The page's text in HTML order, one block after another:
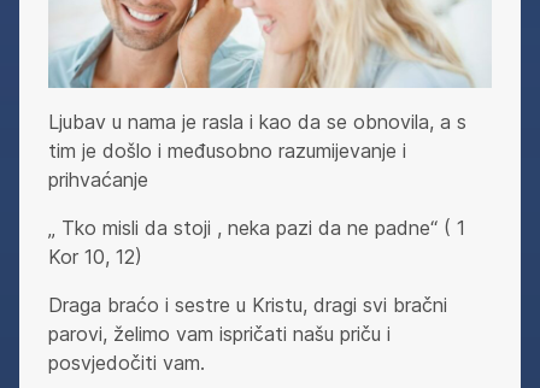
Ljubav u nama je rasla i kao da se obnovila, a s
tim je došlo i međusobno razumijevanje i
prihvaćanje
„ Tko misli da stoji , neka pazi da ne padne“ ( 1
Kor 10, 12)
Draga braćo i sestre u Kristu, dragi svi bračni
parovi, želimo vam ispričati našu priču i
posvjedočiti vam.